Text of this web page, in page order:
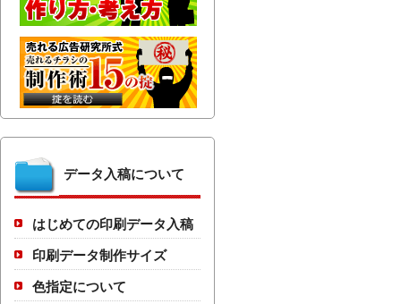
データ入稿について
はじめての印刷データ入稿
印刷データ制作サイズ
色指定について